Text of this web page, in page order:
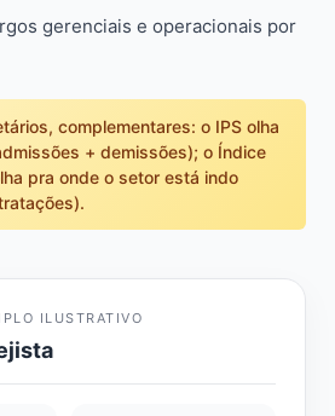
gerenciais e operacionais por
complementares: o IPS olha
+ demissões); o Índice
pra onde o setor está indo
ILUSTRATIVO